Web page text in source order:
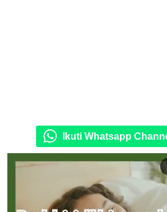
Ikuti Whatsapp